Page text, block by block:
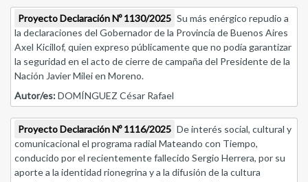
Proyecto Declaración Nº 1130/2025 Su más enérgico repudio a
la declaraciones del Gobernador de la Provincia de Buenos Aires
Axel Kicillof, quien expreso públicamente que no podía garantizar
la seguridad en el acto de cierre de campaña del Presidente de la
Nación Javier Milei en Moreno.
Autor/es:DOMÍNGUEZ César Rafael
Proyecto Declaración Nº 1116/2025 De interés social, cultural y
comunicacional el programa radial Mateando con Tiempo,
conducido por el recientemente fallecido Sergio Herrera, por su
aporte a la identidad rionegrina y a la difusión de la cultura